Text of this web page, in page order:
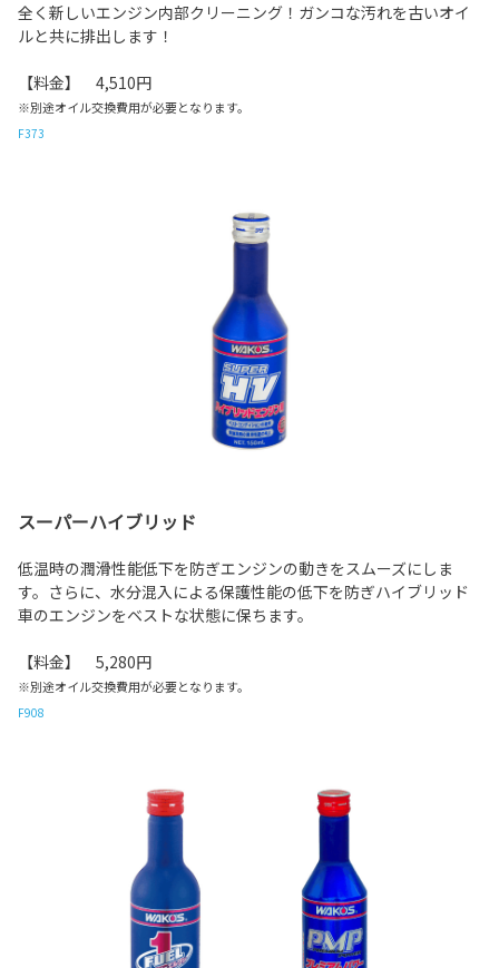
全く新しいエンジン内部クリーニング！ガンコな汚れを古いオイ
ルと共に排出します！
【料金】 4,510円
※別途オイル交換費用が必要となります。
F373
スーパーハイブリッド
低温時の潤滑性能低下を防ぎエンジンの動きをスムーズにしま
す。さらに、水分混入による保護性能の低下を防ぎハイブリッド
車のエンジンをベストな状態に保ちます。
【料金】 5,280円
※別途オイル交換費用が必要となります。
F908